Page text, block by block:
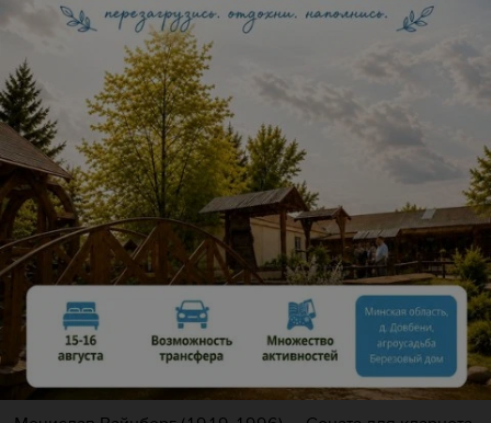
Описание
Исполнители: Науменко Пётр (кларнет), Микляев
Евгений (виолончель), Андрухов Иван (фортепиано).
В программе:
Сергей Прокофьев (1891-1953) — Соната До мажор для
виолончели и фортепиано, ор.119